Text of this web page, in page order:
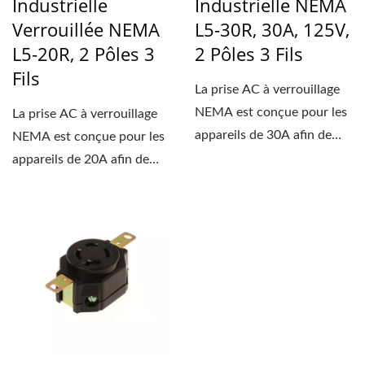
Industrielle
Verrouillée NEMA
L5-20R, 2 Pôles 3
Fils
La prise AC à verrouillage
NEMA est conçue pour les
appareils de 20A afin de
Industrielle NEMA
L5-30R, 30A, 125V,
2 Pôles 3 Fils
La prise AC à verrouillage
NEMA est conçue pour les
appareils de 30A afin de